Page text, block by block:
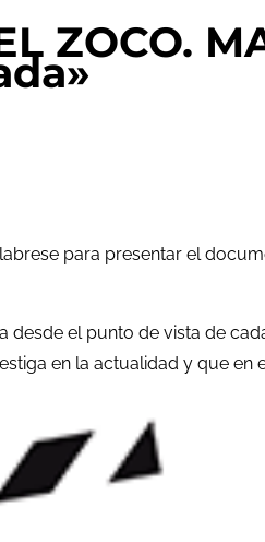
ZOCO.
para presentar el
desde el punto de vista de
en la actualidad y que